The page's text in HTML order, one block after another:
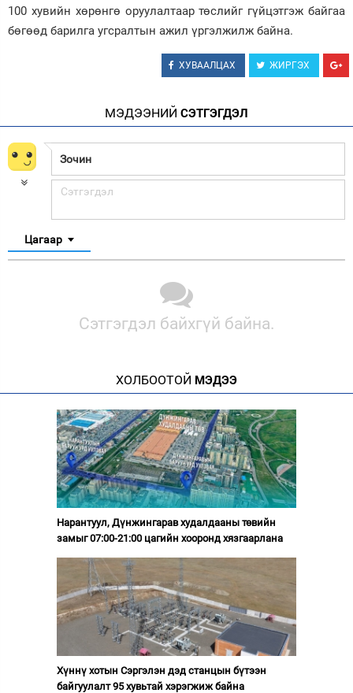
100 хувийн хөрөнгө оруулалтаар төслийг гүйцэтгэж байгаа
бөгөөд барилга угсралтын ажил үргэлжилж байна.
ХУВААЛЦАХ ЖИРГЭХ
МЭДЭЭНИЙ СЭТГЭГДЭЛ
Цагаар
Сэтгэгдэл байхгүй байна.
ХОЛБООТОЙ МЭДЭЭ
Нарантуул, Дүнжингарав худалдааны төвийн
замыг 07:00-21:00 цагийн хооронд хязгаарлана
Хүннү хотын Сэргэлэн дэд станцын бүтээн
байгуулалт 95 хувьтай хэрэгжиж байна